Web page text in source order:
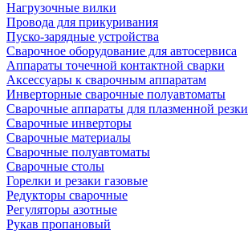
Нагрузочные вилки
Провода для прикуривания
Пуско-зарядные устройства
Сварочное оборудование для автосервиса
Аппараты точечной контактной сварки
Аксессуары к сварочным аппаратам
Инверторные сварочные полуавтоматы
Сварочные аппараты для плазменной резки
Сварочные инверторы
Сварочные материалы
Сварочные полуавтоматы
Сварочные столы
Горелки и резаки газовые
Редукторы сварочные
Регуляторы азотные
Рукав пропановый